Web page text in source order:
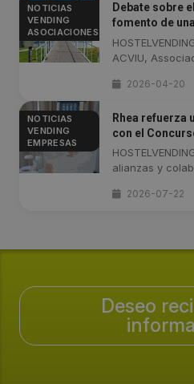
NOTICIAS
VENDING
ASOCIACIONES
Debate sobre
fomento de
en la Asamblea
ACVIU,
2026-04-20
NOTICIAS
VENDING
EMPRESAS
Rhea refuerza
con el
de Portofino
alianzas y
2026-07-22
Deseo